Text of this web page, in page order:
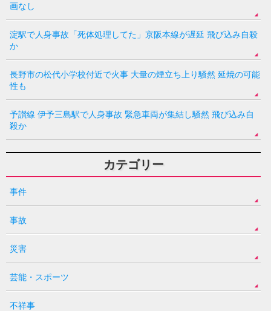
画なし
淀駅で人身事故「死体処理してた」京阪本線が遅延 飛び込み自殺
か
長野市の松代小学校付近で火事 大量の煙立ち上り騒然 延焼の可能
性も
予讃線 伊予三島駅で人身事故 緊急車両が集結し騒然 飛び込み自
殺か
カテゴリー
事件
事故
災害
芸能・スポーツ
不祥事